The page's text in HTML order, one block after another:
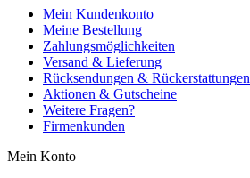
Mein Kundenkonto
Meine Bestellung
Zahlungsmöglichkeiten
Versand & Lieferung
Rücksendungen & Rückerstattungen
Aktionen & Gutscheine
Weitere Fragen?
Firmenkunden
Mein Konto